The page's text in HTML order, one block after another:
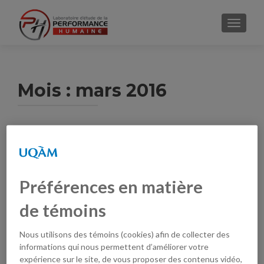
Mois : mars 2016
Préférences en matière
de témoins
Nous utilisons des témoins (cookies) afin de collecter des
informations qui nous permettent d’améliorer votre
expérience sur le site, de vous proposer des contenus vidéo,